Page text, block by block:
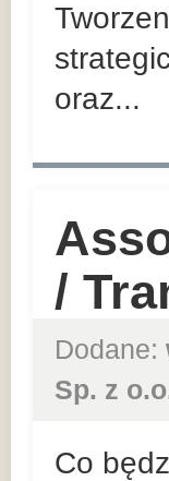
oraz...
/
Dodane:
Sp. z
Co